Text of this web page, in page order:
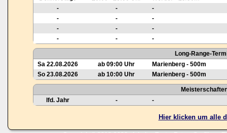
-
-
-
-
-
-
-
-
-
-
- -
Long-Range-
Sa 22.08.2026
ab 09:00 Uhr
Marienberg - 500m
So 23.08.2026
ab 10:00 Uhr Marienberg - 500m
lfd. Jahr
- -
Hier klicken um alle